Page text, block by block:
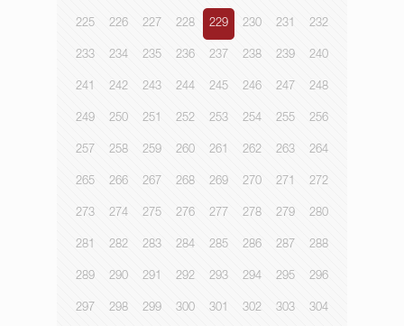
225 226 227 228 229 230 231 232
233 234 235 236 237 238 239 240
241 242 243 244 245 246 247 248
249 250 251 252 253 254 255 256
257 258 259 260 261 262 263 264
265 266 267 268 269 270 271 272
273 274 275 276 277 278 279 280
281 282 283 284 285 286 287 288
289 290 291 292 293 294 295 296
297 298 299 300 301 302 303 304